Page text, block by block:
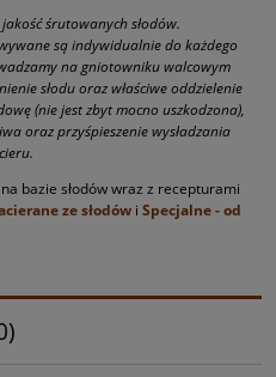
śrutowanych słodów.
są indywidualnie do każdego
na gniotowniku walcowym
słodu oraz właściwe oddzielenie
(nie jest zbyt mocno uszkodzona),
oraz przyśpieszenie wysładzania
bazie słodów wraz z recepturami
ze słodów i Specjalne - od